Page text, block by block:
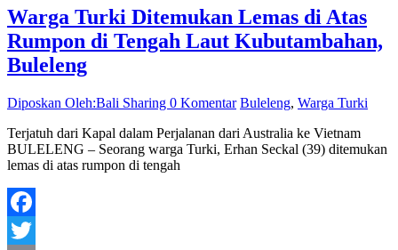
Warga Turki Ditemukan Lemas di Atas
Rumpon di Tengah Laut Kubutambahan,
Buleleng
Diposkan Oleh:Bali Sharing 0 Komentar Buleleng, Warga Turki
Terjatuh dari Kapal dalam Perjalanan dari Australia ke Vietnam
BULELENG – Seorang warga Turki, Erhan Seckal (39) ditemukan
lemas di atas rumpon di tengah
Facebook